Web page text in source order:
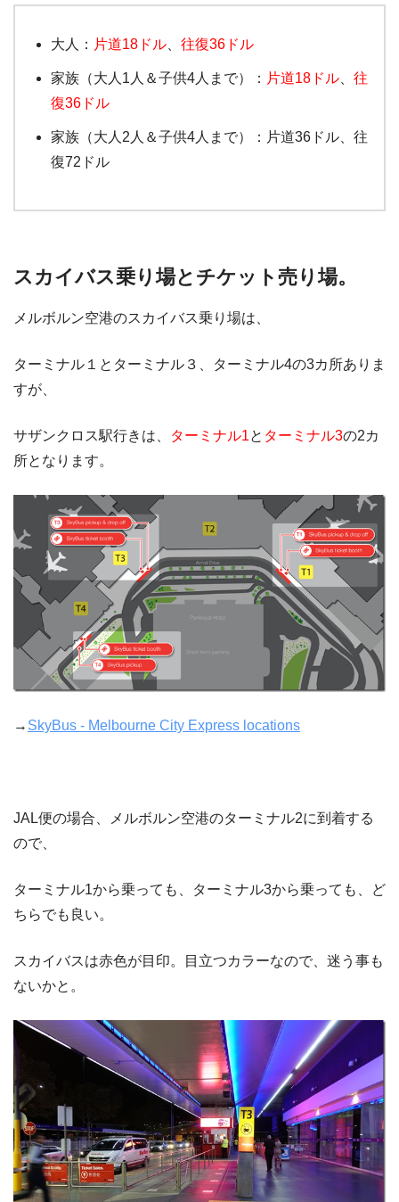
大人： 片道18ドル 往復36ドル
家族（大人1人＆子供4人まで）： 片道18ドル
往
復36ドル
家族（大人2人＆子供4人まで）：片道36ドル、往
復72ドル
スカイバス乗り場とチケット売り場。
メルボルン空港のスカイバス乗り場は、
ターミナル１とターミナル３、ターミナル4の3カ所ありま
すが、
サザンクロス駅行きは、 ターミナル1と ターミナル3の2カ
所となります。
→ SkyBus - Melbourne City Express locations
JAL便の場合、メルボルン空港のターミナル2に到着する
ので、
ターミナル1から乗っても、ターミナル3から乗っても、ど
ちらでも良い。
スカイバスは赤色が目印。目立つカラーなので、迷う事も
ないかと。